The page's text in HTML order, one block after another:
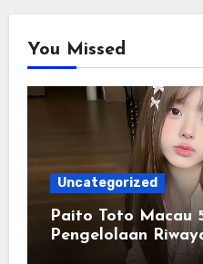
You Missed
Uncategorized
Paito Toto Macau
Pengelolaan
Lengkap dan